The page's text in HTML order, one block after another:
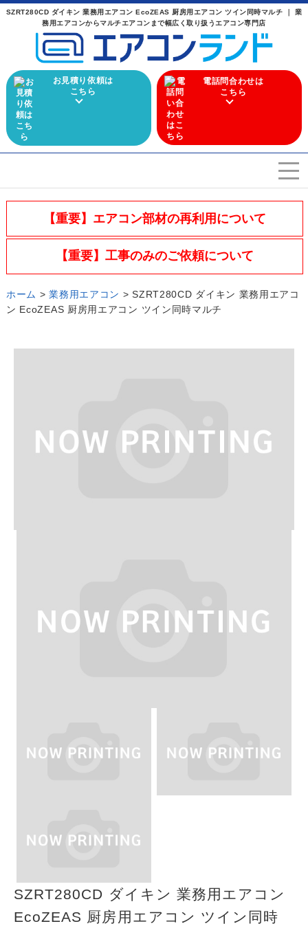
SZRT280CD ダイキン 業務用エアコン EcoZEAS 厨房用エアコン ツイン同時マルチ ｜ 業
務用エアコンからマルチエアコンまで幅広く取り扱うエアコン専門店
お見積り依頼は
こちら
電話問合わせは
こちら
エアコンを選ぶ
Airconditioner search
店舗案内
施工実績
Work
お見積り依頼はこちら
Estimate request
【重要】エアコン部材の再利用について
【重要】工事のみのご依頼について
ホーム >業務用エアコン >SZRT280CD ダイキン 業務用エアコ
ン EcoZEAS 厨房用エアコン ツイン同時マルチ
SZRT280CD ダイキン 業務用エアコン
EcoZEAS 厨房用エアコン ツイン同時